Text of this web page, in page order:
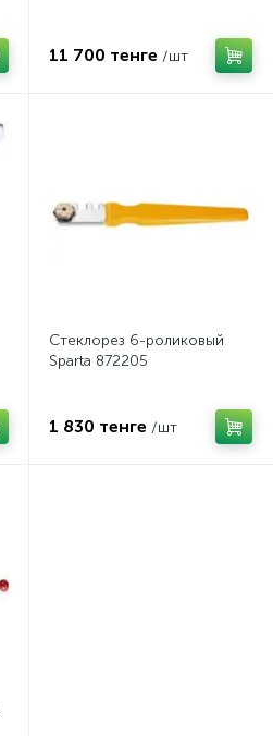
11 700 тенге /шт
Стеклорез 6-роликовый
Sparta 872205
1 830 тенге /шт